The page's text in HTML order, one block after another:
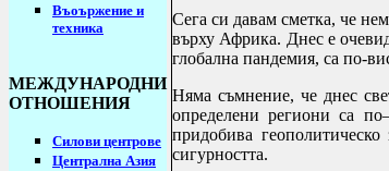
Въоържение и
техника
МЕЖДУНАРОДНИ
ОТНОШЕНИЯ
Силови центрове
Централна Азия
Сега си давам сметка, че
върху Африка. Днес е
глобална пандемия, са по-
Няма съмнение, че днес
определени региони са
придобива
сигурността.